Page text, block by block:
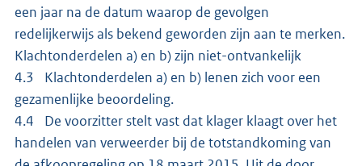
een jaar na de datum waarop de gevolgen
redelijkerwijs als bekend geworden zijn aan te merken.
Klachtonderdelen a) en b) zijn niet-ontvankelijk
4.3 Klachtonderdelen a) en b) lenen zich voor een
gezamenlijke beoordeling.
4.4 De voorzitter stelt vast dat klager klaagt over het
handelen van verweerder bij de totstandkoming van